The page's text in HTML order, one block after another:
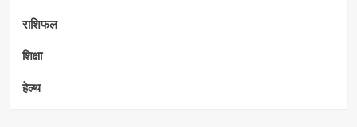
राशिफल
शिक्षा
हेल्थ